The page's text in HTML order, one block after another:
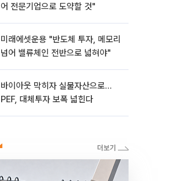
어 전문기업으로 도약할 것"
미래에셋운용 "반도체 투자, 메모리
넘어 밸류체인 전반으로 넓혀야"
바이아웃 막히자 실물자산으로…
PEF, 대체투자 보폭 넓힌다